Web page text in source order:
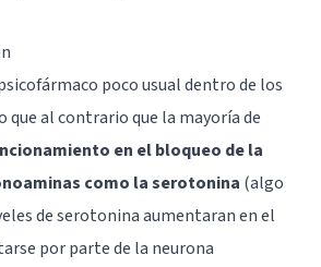
poco usual dentro de los
que al contrario que la mayoría de
en el bloqueo de la
como la serotonina (algo
de serotonina aumentaran en el
por parte de la neurona